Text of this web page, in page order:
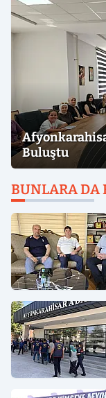
Buluştu
BUNLARA DA